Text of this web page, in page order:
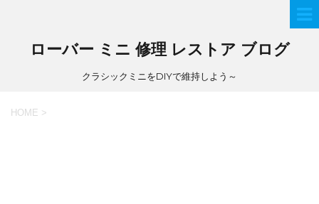
ローバー ミニ 修理 レストア ブログ
クラシックミニをDIYで維持しよう～
HOME >